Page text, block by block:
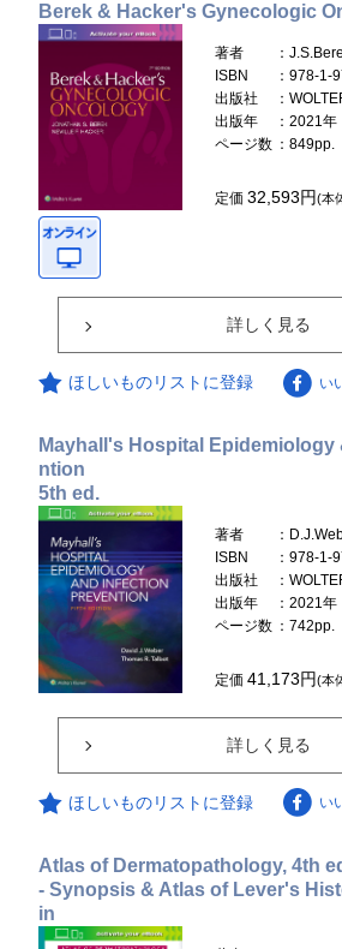
Berek & Hacker's Gynecologic
著者
：
ISBN
：978-1-
出版社
：
出版年
：2021年
ページ数 ：849pp.
定価32,593円(本
詳しく見る
ほしいものリストに登録 い
Mayhall's Hospital Epidemiology
ntion
5th ed.
著者
：
ISBN
：978-1-
出版社
：
出版年
：2021年
ページ数 ：742pp.
定価41,173円(本
詳しく見る
ほしいものリストに登録 い
Atlas of Dermatopathology, 4th
- Synopsis & Atlas of Lever's
in